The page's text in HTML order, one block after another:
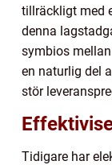
tillräckligt med
denna
symbios
en naturlig del
stör
Tidigare har